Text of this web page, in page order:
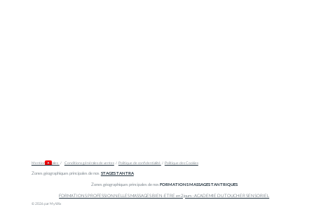
Mentions légales / Conditions générales de ventes/ Politique de confidentialité / Politique des Cookies
Zones géographiques principales de nos STAGES TANTRA
Zones géographiques principales de nos FORMATIONS MASSAGES TANTRIQUES
FORMATIONS PROFESSIONNELLES MASSAGES BIEN-ETRE en 2 jours : ACADEMIE DU TOUCHER SENSORIEL
© 2026 par My Wix